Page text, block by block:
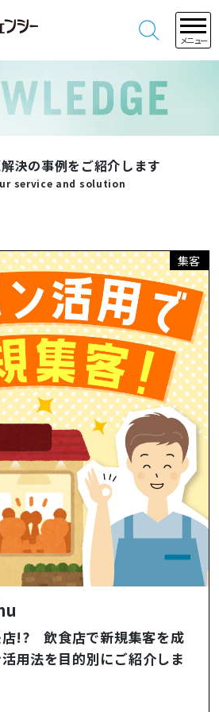
メニュー
決の事例をご紹介します
service and solution
集客
店!? 飲食店で新規集客を成
用法を目的別にご紹介しま